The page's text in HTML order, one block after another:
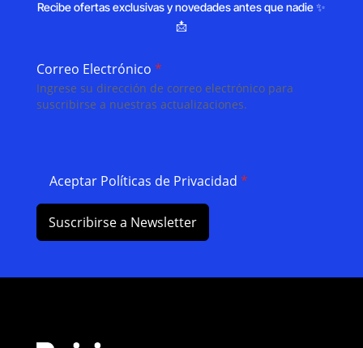
Recibe ofertas exclusivas y novedades antes que nadie ✨
📩
Correo Electrónico *
Ingrese su dirección de correo electrónico para
suscribirse a nuestras actualizaciones.
Aceptar Políticas de Privacidad *
Suscribirse a Newsletter